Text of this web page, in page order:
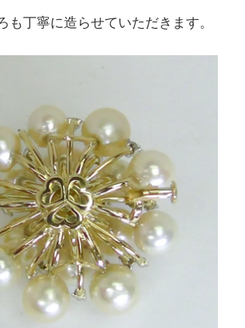
も丁寧に造らせていただきます。